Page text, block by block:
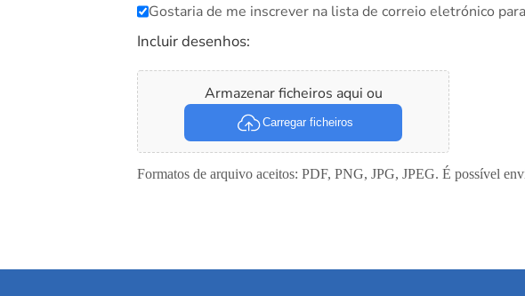
Gostaria de me inscrever na lista de correio eletrónico
Incluir desenhos:
Armazenar ficheiros aqui ou
Carregar ficheiros
Formatos de arquivo aceitos: PDF, PNG, JPG, JPEG. É possível